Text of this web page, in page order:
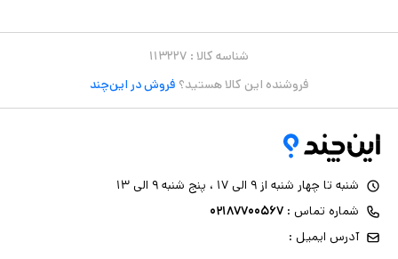
شناسه کالا : ۱۱۳۲۲۷
فروشنده این کالا هستید؟ فروش در این‌چند
شنبه تا چهار شنبه از ۹ الی ۱۷ ، پنج شنبه ۹ الی ۱۳
شماره تماس : ۰۲۱۸۷۷۰۰۵۶۷
آدرس ایمیل :